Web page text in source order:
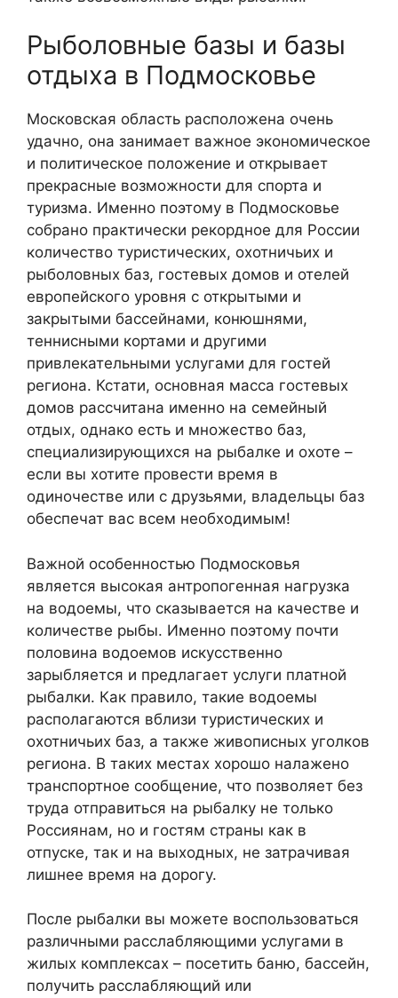
Рыболовные базы и базы
отдыха в Подмосковье
Московская область расположена очень
удачно, она занимает важное экономическое
и политическое положение и открывает
прекрасные возможности для спорта и
туризма. Именно поэтому в Подмосковье
собрано практически рекордное для России
количество туристических, охотничьих и
рыболовных баз, гостевых домов и отелей
европейского уровня с открытыми и
закрытыми бассейнами, конюшнями,
теннисными кортами и другими
привлекательными услугами для гостей
региона. Кстати, основная масса гостевых
домов рассчитана именно на семейный
отдых, однако есть и множество баз,
специализирующихся на рыбалке и охоте –
если вы хотите провести время в
одиночестве или с друзьями, владельцы баз
обеспечат вас всем необходимым!
Важной особенностью Подмосковья
является высокая антропогенная нагрузка
на водоемы, что сказывается на качестве и
количестве рыбы. Именно поэтому почти
половина водоемов искусственно
зарыбляется и предлагает услуги платной
рыбалки. Как правило, такие водоемы
располагаются вблизи туристических и
охотничьих баз, а также живописных уголков
региона. В таких местах хорошо налажено
транспортное сообщение, что позволяет без
труда отправиться на рыбалку не только
Россиянам, но и гостям страны как в
отпуске, так и на выходных, не затрачивая
лишнее время на дорогу.
После рыбалки вы можете воспользоваться
различными расслабляющими услугами в
жилых комплексах – посетить баню, бассейн,
получить расслабляющий или